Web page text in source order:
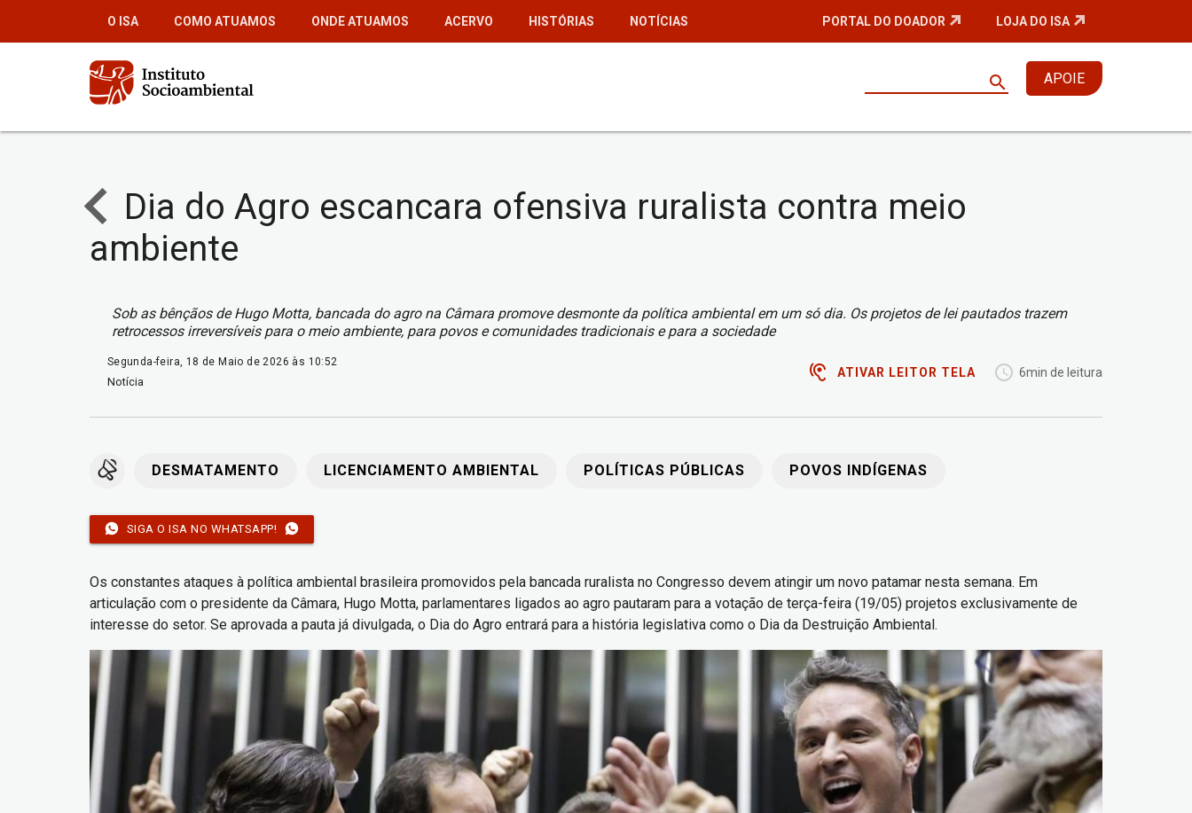
O ISA COMO ATUAMOS ONDE ATUAMOS ACERVO HISTÓRIAS NOTÍCIAS PORTAL DO DOADOR LOJA DO ISA
search APOIE
Dia do Agro escancara ofensiva ruralista contra meio
ambiente
Sob as bênçãos de Hugo Motta, bancada do agro na Câmara promove desmonte da política ambiental em um só dia. Os projetos de lei pautados trazem
retrocessos irreversíveis para o meio ambiente, para povos e comunidades tradicionais e para a sociedade
Segunda-feira, 18 de Maio de 2026 às 10:52
Notícia
ATIVAR LEITOR TELA 6min de leitura
DESMATAMENTO LICENCIAMENTO AMBIENTAL POLÍTICAS PÚBLICAS POVOS INDÍGENAS
SIGA O ISA NO WHATSAPP!
Os constantes ataques à política ambiental brasileira promovidos pela bancada ruralista no Congresso devem atingir um novo patamar nesta semana. Em
articulação com o presidente da Câmara, Hugo Motta, parlamentares ligados ao agro pautaram para a votação de terça-feira (19/05) projetos exclusivamente de
interesse do setor. Se aprovada a pauta já divulgada, o Dia do Agro entrará para a história legislativa como o Dia da Destruição Ambiental.
Imagem